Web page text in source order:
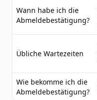
Wann habe ich die
Abmeldebestätigung?
Übliche Wartezeiten
Wie bekomme ich die
Abmeldebestätigung?